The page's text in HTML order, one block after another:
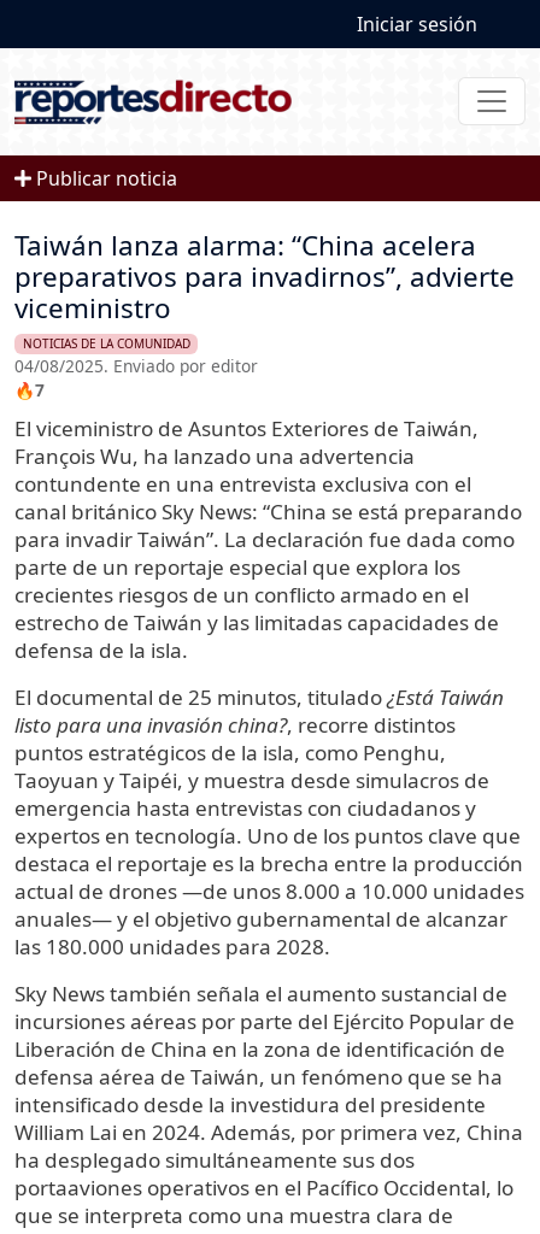
User
Iniciar sesión
Publicar noticia
Taiwán lanza alarma: “China acelera
preparativos para invadirnos”, advierte
viceministro
NOTICIAS DE LA COMUNIDAD
04/08/2025. Enviado por editor
🔥7
El viceministro de Asuntos Exteriores de Taiwán,
François Wu, ha lanzado una advertencia
contundente en una entrevista exclusiva con el
canal británico Sky News: “China se está preparando
para invadir Taiwán”. La declaración fue dada como
parte de un reportaje especial que explora los
crecientes riesgos de un conflicto armado en el
estrecho de Taiwán y las limitadas capacidades de
defensa de la isla.
El documental de 25 minutos, titulado¿Está Taiwán
listo para una invasión china?, recorre distintos
puntos estratégicos de la isla, como Penghu,
Taoyuan y Taipéi, y muestra desde simulacros de
emergencia hasta entrevistas con ciudadanos y
expertos en tecnología. Uno de los puntos clave que
destaca el reportaje es la brecha entre la producción
actual de drones —de unos 8.000 a 10.000 unidades
anuales— y el objetivo gubernamental de alcanzar
las 180.000 unidades para 2028.
Sky News también señala el aumento sustancial de
incursiones aéreas por parte del Ejército Popular de
Liberación de China en la zona de identificación de
defensa aérea de Taiwán, un fenómeno que se ha
intensificado desde la investidura del presidente
William Lai en 2024. Además, por primera vez, China
ha desplegado simultáneamente sus dos
portaaviones operativos en el Pacífico Occidental, lo
que se interpreta como una muestra clara de